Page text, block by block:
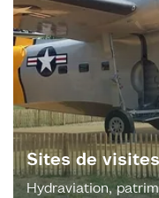
Sites de
Hydraviation,